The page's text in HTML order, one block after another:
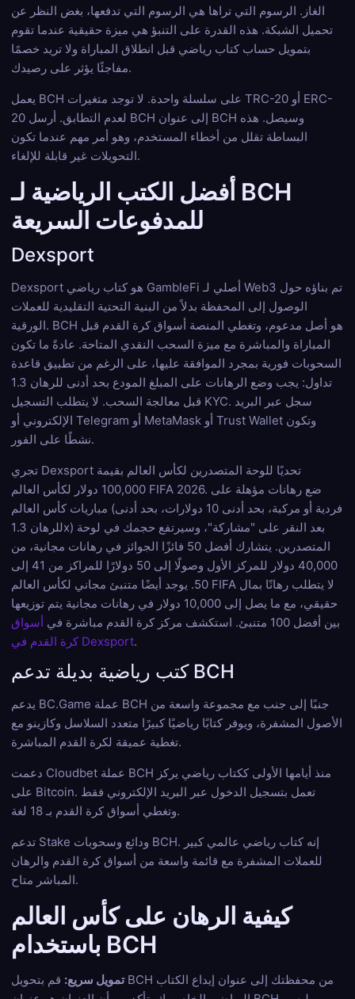
الغاز. الرسوم التي تراها هي الرسوم التي تدفعها، بغض النظر عن
تحميل الشبكة. هذه القدرة على التنبؤ هي ميزة حقيقية عندما تقوم
بتمويل حساب كتاب رياضي قبل انطلاق المباراة ولا تريد خصمًا
مفاجئًا يؤثر على رصيدك.
يعمل BCH على سلسلة واحدة. لا توجد متغيرات TRC-20 أو ERC-
20 لعدم التطابق. أرسل BCH إلى عنوان BCH وسيصل. هذه
البساطة تقلل من أخطاء المستخدم، وهو أمر مهم عندما تكون
التحويلات غير قابلة للإلغاء.
أفضل الكتب الرياضية لـ BCH
للمدفوعات السريعة
Dexsport
Dexsport هو كتاب رياضي GambleFi أصلي لـ Web3 تم بناؤه حول
الوصول إلى المحفظة بدلاً من البنية التحتية التقليدية للعملات
الورقية. BCH هو أصل مدعوم، وتغطي المنصة أسواق كرة القدم قبل
المباراة والمباشرة مع ميزة السحب النقدي المتاحة. عادةً ما تكون
السحوبات فورية بمجرد الموافقة عليها، على الرغم من تطبيق قاعدة
تداول: يجب وضع الرهانات على المبلغ المودع بحد أدنى للرهان 1.3
قبل معالجة السحب. لا يتطلب التسجيل KYC. سجل عبر البريد
الإلكتروني أو Telegram أو MetaMask أو Trust Wallet وتكون
نشطًا على الفور.
تجري Dexsport تحديًا للوحة المتصدرين لكأس العالم بقيمة
100,000 دولار لكأس العالم FIFA 2026. ضع رهانات مؤهلة على
مباريات كأس العالم (فردية أو مركبة، بحد أدنى 10 دولارات، بحد أدنى
للرهان 1.3x) بعد النقر على "مشاركة"، وسيرتفع حجمك في لوحة
المتصدرين. يتشارك أفضل 50 فائزًا الجوائز في رهانات مجانية، من
40,000 دولار للمركز الأول وصولًا إلى 50 دولارًا للمراكز من 41 إلى
50. يوجد أيضًا متنبئ مجاني لكأس العالم FIFA لا يتطلب رهانًا بمال
حقيقي، مع ما يصل إلى 10,000 دولار في رهانات مجانية يتم توزيعها
بين أفضل 100 متنبئ. استكشف مركز كرة القدم مباشرة في
أسواق
كرة القدم في Dexsport.
كتب رياضية بديلة تدعم BCH
يدعم BC.Game عملة BCH جنبًا إلى جنب مع مجموعة واسعة من
الأصول المشفرة، ويوفر كتابًا رياضيًا كبيرًا متعدد السلاسل وكازينو مع
تغطية عميقة لكرة القدم المباشرة.
دعمت Cloudbet عملة BCH منذ أيامها الأولى ككتاب رياضي يركز
على Bitcoin. تعمل بتسجيل الدخول عبر البريد الإلكتروني فقط
وتغطي أسواق كرة القدم بـ 18 لغة.
تدعم Stake ودائع وسحوبات BCH. إنه كتاب رياضي عالمي كبير
للعملات المشفرة مع قائمة واسعة من أسواق كرة القدم والرهان
المباشر متاح.
كيفية الرهان على كأس العالم
باستخدام BCH
تمويل سريع: قم بتحويل BCH من محفظتك إلى عنوان إيداع الكتاب